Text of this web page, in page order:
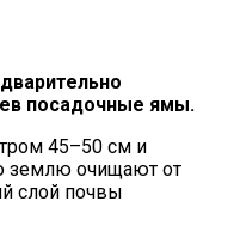
посадочные ямы.
45–50 см и
землю очищают от
слой почвы